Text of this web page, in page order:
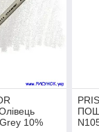
10%